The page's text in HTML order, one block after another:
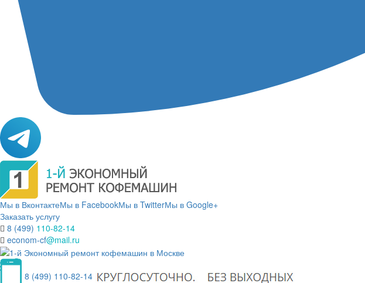
Мы в ВконтактеМы в FacebookМы в TwitterМы в Google+
Заказать услугу
8 (499) 110-82-14
econom-cf@mail.ru
8 (499) 110-82-14